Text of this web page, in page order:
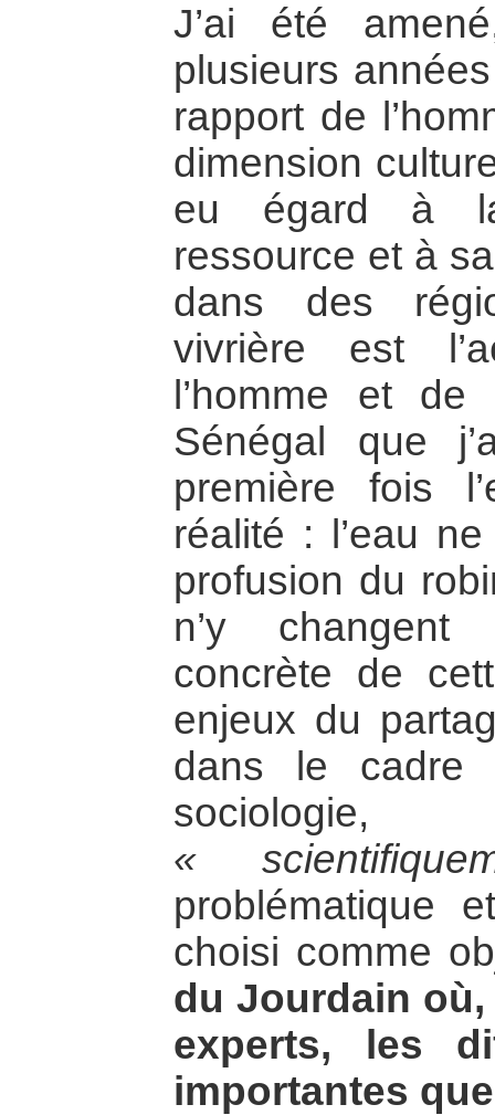
J’ai été
plusieurs
rapport de
dimension
eu égard à
ressource et à
dans des
vivrière est
l’homme et
Sénégal que
première fois
réalité : l’eau
profusion du
n’y changent
concrète de
enjeux du
dans le cadre
sociologie,
«
problématique
choisi comme
du Jourdain où,
experts, les
importantes